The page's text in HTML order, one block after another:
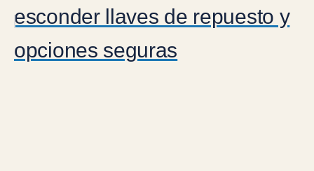
esconder llaves de repuesto y
opciones seguras